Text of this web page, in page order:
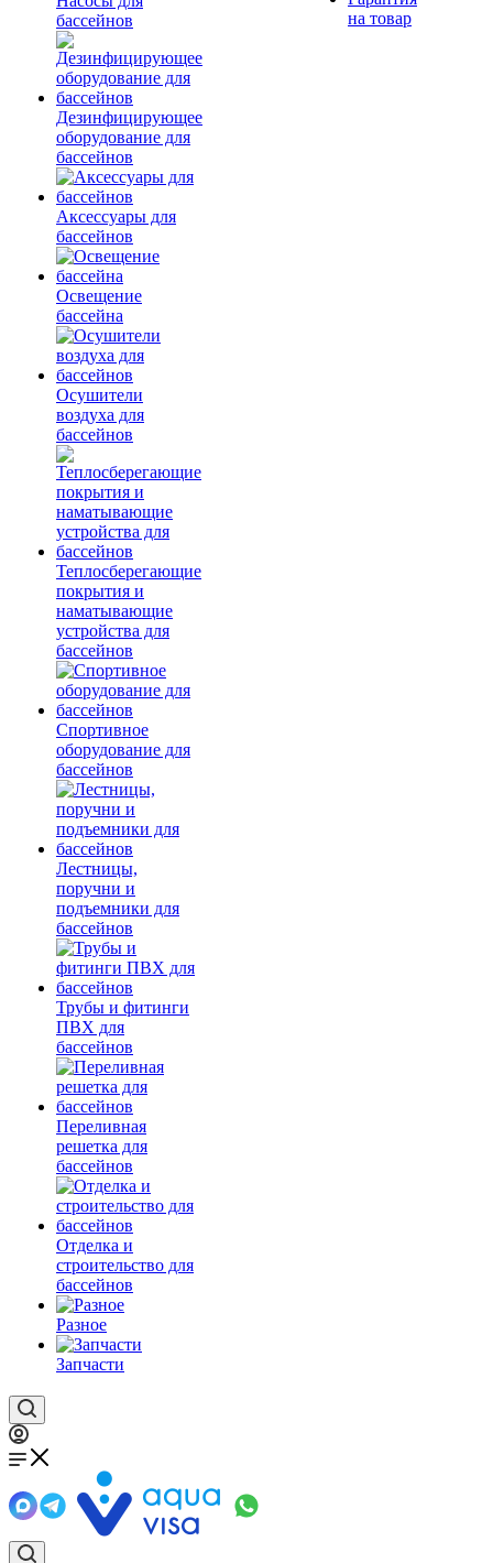
бассейнов
Дезинфицирующее
оборудование для
бассейнов
Аксессуары для
бассейнов
Освещение
бассейна
Осушители
воздуха для
бассейнов
Теплосберегающие
покрытия и
наматывающие
устройства для
бассейнов
Спортивное
оборудование для
бассейнов
Лестницы,
поручни и
подъемники для
бассейнов
Трубы и фитинги
ПВХ для
бассейнов
Переливная
решетка для
бассейнов
Отделка и
строительство для
бассейнов
Разное
Запчасти
на товар